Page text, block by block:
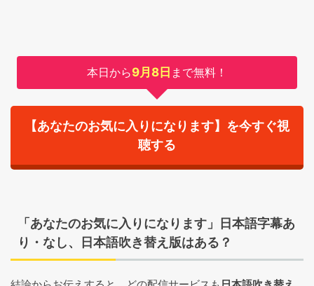
本日から9月8日 まで無料！
【あなたのお気に入りになります】を今すぐ視
聴する
「あなたのお気に入りになります」日本語字幕あ
り・なし、日本語吹き替え版はある？